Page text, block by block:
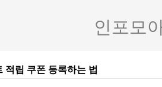
인포모
적립 쿠폰 등록하는 법